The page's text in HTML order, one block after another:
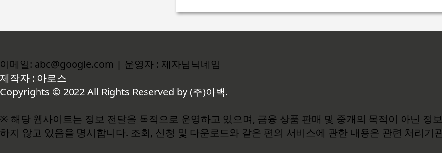
이메일: abc@google.com | 운영자 : 제자님닉네임
제작자 : 아로스
Copyrights © 2022 All Rights Reserved by (주)아백.
※ 해당 웹사이트는 정보 전달을 목적으로 운영하고 있으며, 금융 상품 판매 및 중개의 목적이 아닌 정
하지 않고 있음을 명시합니다. 조회, 신청 및 다운로드와 같은 편의 서비스에 관한 내용은 관련 처리기